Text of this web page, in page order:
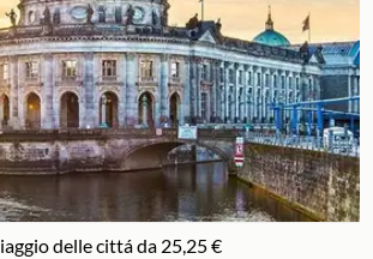
delle cittá da 25,25 €